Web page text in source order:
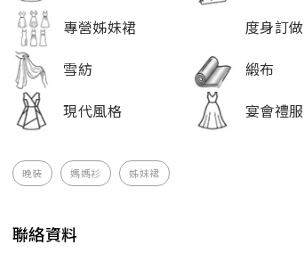
專營姊妹裙
度身訂做
雪紡
緞布
現代風格
宴會禮服
晚裝 媽媽衫 姊妹裙
聯絡資料